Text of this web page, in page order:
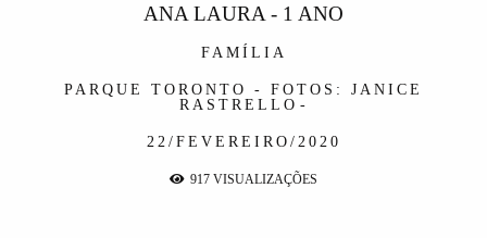
FAMÍLIA
PARQUE TORONTO - FOTOS: JANICE
RASTRELLO
22/FEVEREIRO/2020
ANA LAURA - 1 ANO
917 VISUALIZAÇÕES